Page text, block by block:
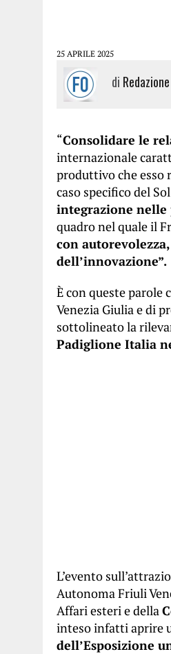
25 APRILE 2025
di Redazione
“Consolidare le
internazionale
produttivo che esso
caso specifico del
integrazione nelle
quadro nel quale il
con
dell’innovazione”.
È con queste parole
Venezia Giulia e di
sottolineato la
Padiglione Italia
L’evento
Autonoma Friuli
Affari esteri e della
inteso infatti aprire
dell’Esposizione